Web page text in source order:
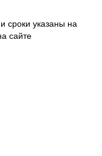
и сроки указаны на
сайте